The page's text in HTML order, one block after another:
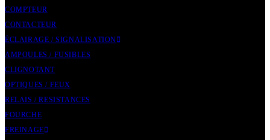
COMPTEUR
CONTACTEUR
ÉCLAIRAGE / SIGNALISATION
AMPOULES / FUSIBLES
CLIGNOTANT
OPTIQUES / FEUX
RELAIS / RESISTANCES
FOURCHE
FREINAGE